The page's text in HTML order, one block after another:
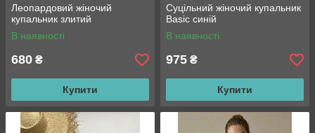
Леопардовий жіночий
купальник злитий
В наявності
680 ₴
Купити
Суцільний жіночий купальник
Basic синій
В наявності
975 ₴
Купити